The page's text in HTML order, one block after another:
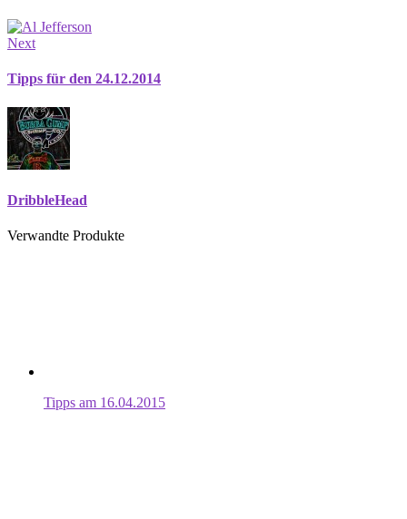
Next
Tipps für den 24.12.2014
DribbleHead
Verwandte Produkte
Tipps am 16.04.2015